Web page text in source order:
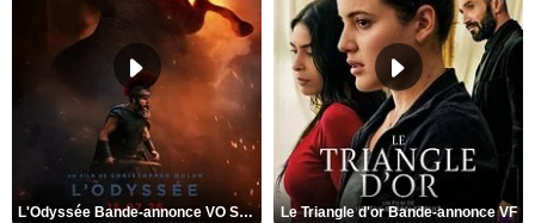
L'Odyssée Bande-annonce VO STFR Le Triangle d'or Bande-annonce VF